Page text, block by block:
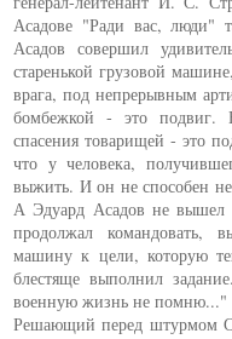
Асадове "Ради вас, люди"
Асадов совершил
старенькой грузовой
врага, под непрерывным
бомбежкой - это подвиг.
спасения товарищей - это
что у человека,
выжить. И он не способен не
А Эдуард Асадов не вышел
продолжал командовать,
машину к цели, которую
блестяще выполнил
военную жизнь не помню..."
Решающий перед штурмом